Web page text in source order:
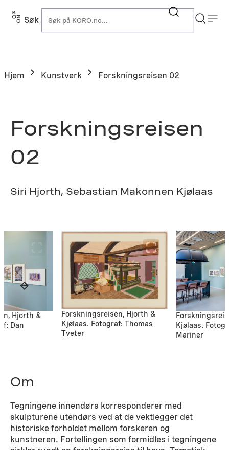
Hopp
Søk
Hjem Kunstverk Forskningsreisen 02
Forskningsreisen
02
Siri Hjorth, Sebastian Makonnen Kjølaas
Hjorth &
Dan
Forskningsreisen, Hjorth &
Kjølaas. Fotograf: Thomas
Tveter
Kjølaas.
Mariner
Om
Tegningene innendørs korresponderer med
skulpturene utendørs ved at de vektlegger det
historiske forholdet mellom forskeren og
kunstneren. Fortellingen som formidles i tegningene